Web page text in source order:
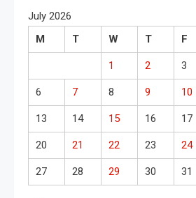
July 2026
M
T W T F
1 2 3
6 7 8 9 10
13 14 15 16 17
20 21 22 23 24
27 28 29 30 31